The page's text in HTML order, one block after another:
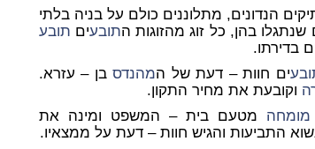
הנדונים, מתלוננים כולם על בניה בלתי
בהן, כל זוג מהזוגות התובעים תובע
בדירתו.
ים חוות – דעת של המהנדסבן – עזרא.
וקובעת את מחיר התקון.
מומחה מטעם בית – המשפט ומינה את
התביעות והגיש חוות – דעת על ממצאיו.